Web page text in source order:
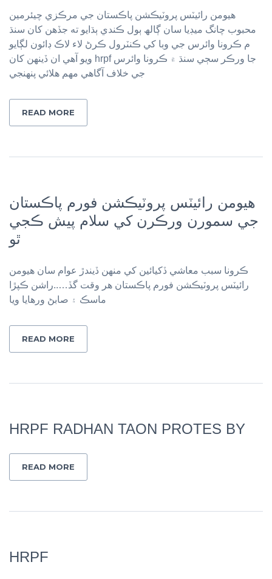
هيومن رائيٽس پروٽيڪشن پاڪستان جي مرڪزي چيئرمين
محبوب چانگ ميڊيا سان ڳالھ ٻول ڪندي ٻڌايو ته جڏھن کان سنڌ
م ڪرونا وائرس جي وبا کي ڪنٽرول ڪرڻ لاء لاڪ ڊائون لڳايو
ويو آھي ان ڏينهن کان hrpf جا ورڪر سڄي سنڌ ۾ ڪرونا وائرس
جي خلاف آگاهي مهم هلائي پنهنجي
READ MORE
ھيومن رائيٽس پروٽيڪشن فورم پاڪستان
جي سمورن ورڪرن کي سلام پيش ڪجي
ٿو
ڪرونا سبب معاشي ڏکيائين کي منھن ڏيندڙ عوام سان ھيومن
رائيٽس پروٽيڪشن فورم پاڪستان ھر وقت گڏ…..راشن ڪپڙا
ماسڪ ۽ صابڻ ورھايا ويا
READ MORE
HRPF RADHAN TAON PROTES BY
READ MORE
HRPF